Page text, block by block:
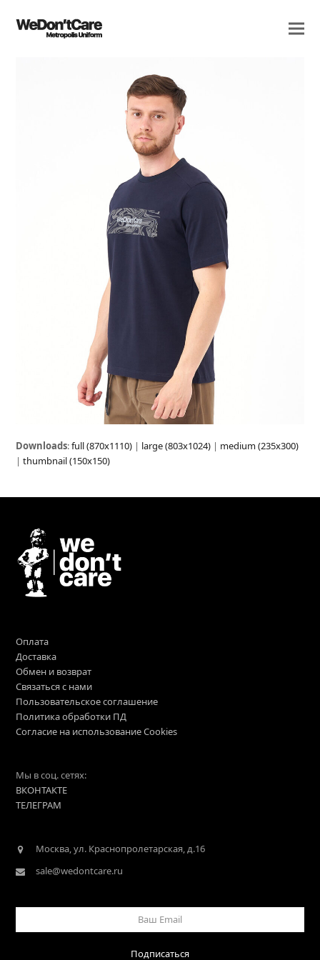
Downloads:full (870x1110) | large (803x1024) | medium (235x300)
|thumbnail (150x150)
Оплата
Доставка
Обмен и возврат
Связаться с нами
Пользовательское соглашение
Политика обработки ПД
Согласие на использование Cookies
Мы в соц. сетях:
ВКОНТАКТЕ
ТЕЛЕГРАМ
Москва, ул. Краснопролетарская, д.16
sale@wedontcare.ru
Email
Подписаться